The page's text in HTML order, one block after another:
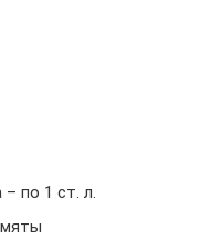
по 1 ст. л.